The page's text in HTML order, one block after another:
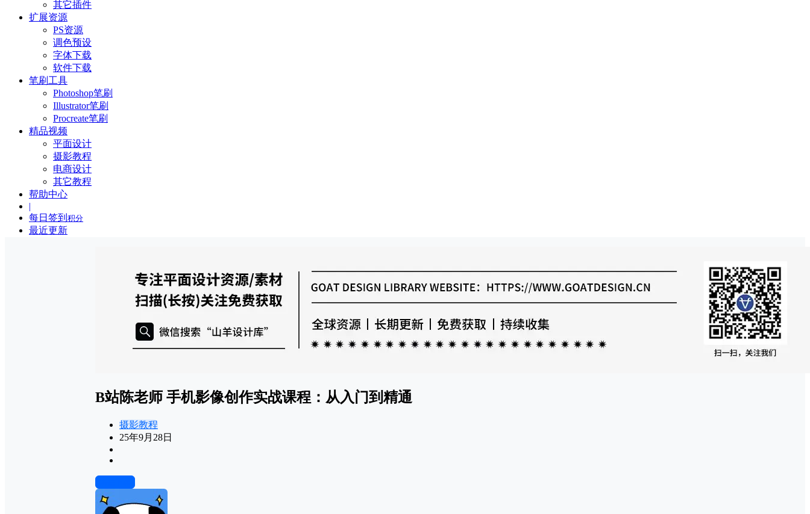
其它插件
扩展资源
PS资源
调色预设
字体下载
软件下载
笔刷工具
Photoshop笔刷
Illustrator笔刷
Procreate笔刷
精品视频
平面设计
摄影教程
电商设计
其它教程
帮助中心
|
每日签到 积分
最近更新
B站陈老师 手机影像创作实战课程：从入门到精通
摄影教程
25年9月28日